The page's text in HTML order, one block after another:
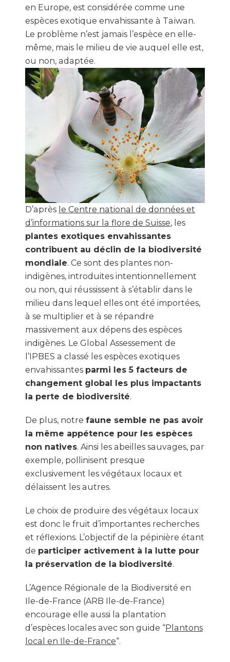
en Europe, est considérée comme une
espèces exotique envahissante à Taïwan.
Le problème n’est jamais l’espèce en elle-
même, mais le milieu de vie auquel elle est,
ou non, adaptée.
D’après le Centre national de données et
d’informations sur la flore de Suisse, les
plantes exotiques envahissantes
contribuent au déclin de la biodiversité
mondiale. Ce sont des plantes non-
indigènes, introduites intentionnellement
ou non, qui réussissent à s’établir dans le
milieu dans lequel elles ont été importées,
à se multiplier et à se répandre
massivement aux dépens des espèces
indigènes. Le Global Assessement de
l’IPBES a classé les espèces exotiques
envahissantes parmi les 5 facteurs de
changement global les plus impactants
la perte de biodiversité.
De plus, notre faune semble ne pas avoir
la même appétence pour les espèces
non natives. Ainsi les abeilles sauvages, par
exemple, pollinisent presque
exclusivement les végétaux locaux et
délaissent les autres.
Le choix de produire des végétaux locaux
est donc le fruit d’importantes recherches
et réflexions. L’objectif de la pépinière étant
de participer activement à la lutte pour
la préservation de la biodiversité.
L’Agence Régionale de la Biodiversité en
Ile-de-France (ARB Ile-de-France)
encourage elle aussi la plantation
d’espèces locales avec son guide “Plantons
local en Ile-de-France“.